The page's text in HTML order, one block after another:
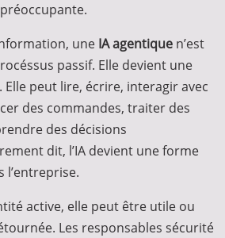
une IA agentique n’est
passif. Elle devient une
Elle peut lire, écrire, interagir avec
des commandes, traiter des
des décisions
dit, l’IA devient une forme
l’entreprise.
active, elle peut être utile ou
Les responsables sécurité